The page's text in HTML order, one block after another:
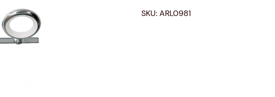
SKU:ARL0981